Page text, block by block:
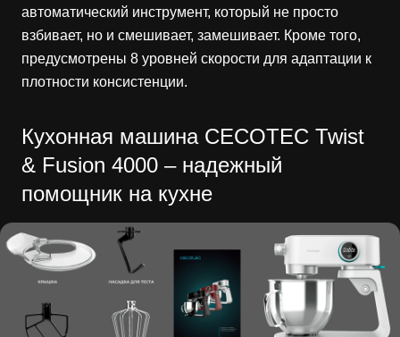
автоматический инструмент, который не просто
взбивает, но и смешивает, замешивает. Кроме того,
предусмотрены 8 уровней скорости для адаптации к
плотности консистенции.
Кухонная машина CECOTEC Twist
& Fusion 4000 – надежный
помощник на кухне